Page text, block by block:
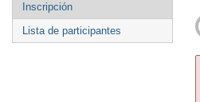
Inscripción
Lista de participantes